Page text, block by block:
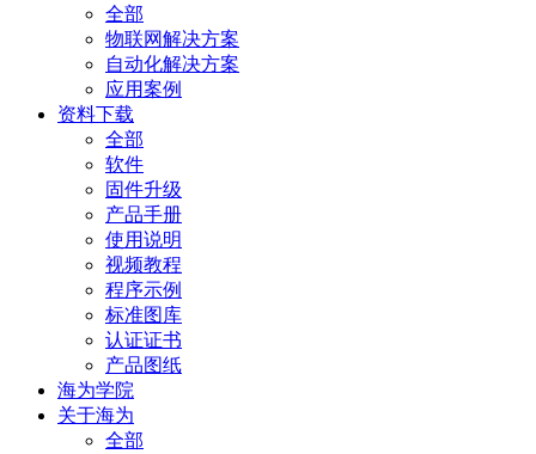
全部
物联网解决方案
自动化解决方案
应用案例
资料下载
全部
软件
固件升级
产品手册
使用说明
视频教程
程序示例
标准图库
认证证书
产品图纸
海为学院
关于海为
全部